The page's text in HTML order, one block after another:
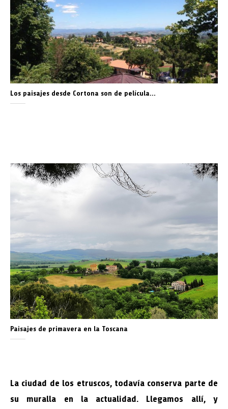
Los paisajes desde Cortona son de película…
Paisajes de primavera en la Toscana
La ciudad de los etruscos, todavía conserva parte de
su muralla en la actualidad. Llegamos allí, y